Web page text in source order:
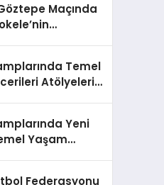
Maçında
Temel
Atölyeleri
Yeni
Yaşam
Federasyonu